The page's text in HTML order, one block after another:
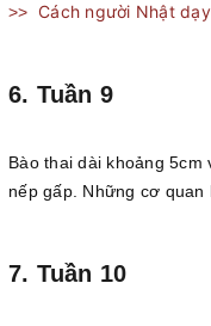
>> Cách người Nhật
6. Tuần 9
Bào thai dài khoảng
nếp gấp. Những cơ quan
7. Tuần 10